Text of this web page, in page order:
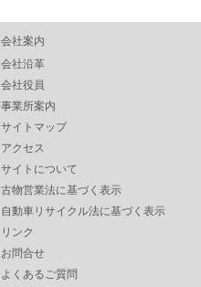
会社案内
会社沿革
会社役員
事業所案内
サイトマップ
アクセス
サイトについて
古物営業法に基づく表示
自動車リサイクル法に基づく表示
リンク
お問合せ
よくあるご質問